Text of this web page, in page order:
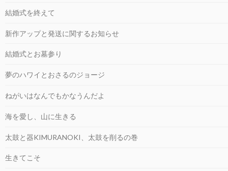
結婚式を終えて
新作アップと発送に関するお知らせ
結婚式とお墓参り
夢のハワイとおさるのジョージ
ねがいはなんでもかなうんだよ
海を愛し、山に生きる
太鼓と器KIMURANOKI、太鼓を削るの巻
生きてこそ